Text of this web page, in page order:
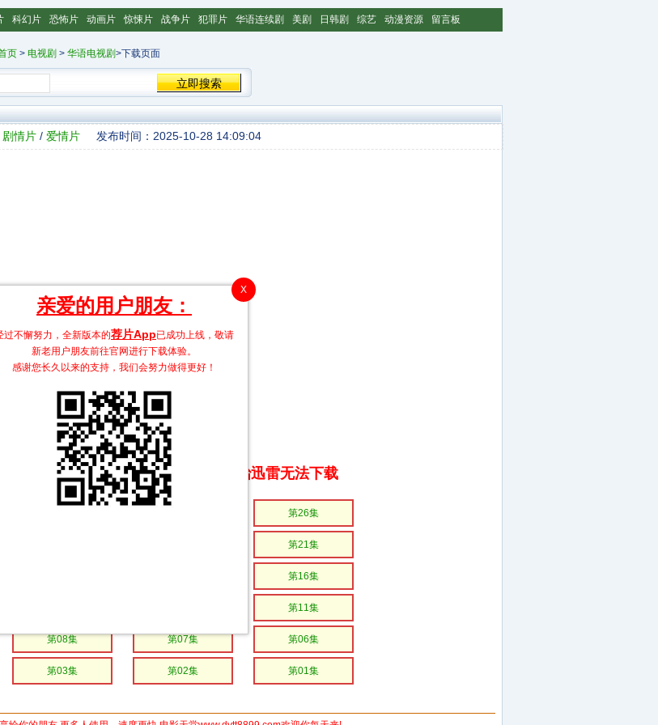
科幻片 恐怖片 动画片 惊悚片 战争片 犯罪片 华语连续剧 美剧 日韩剧 综艺 动漫资源 留言板
页 > 电视剧 > 华语电视剧>下载页面
剧情片 / 爱情片 发布时间：2025-10-28 14:09:04
接 即可享受高速下载和在线播放 专治迅雷无法下载
第26集
第21集
第16集
第11集
第08集 第07集 第06集
第03集 第02集 第01集
X
亲爱的用户朋友：
过不懈努力，全新版本的荐片App已成功上线，敬请
新老用户朋友前往官网进行下载体验。
感谢您长久以来的支持，我们会努力做得更好！